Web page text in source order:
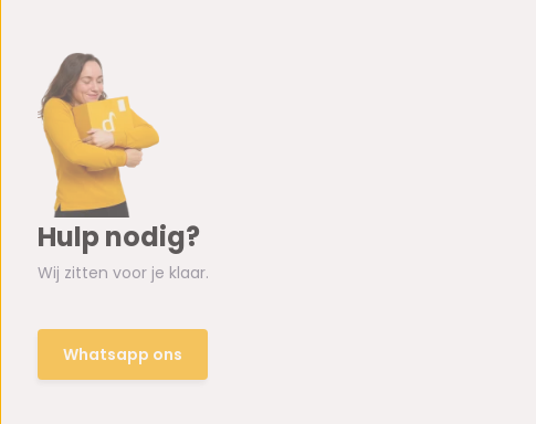
Hulp nodig?
Wij zitten voor je klaar.
Whatsapp ons